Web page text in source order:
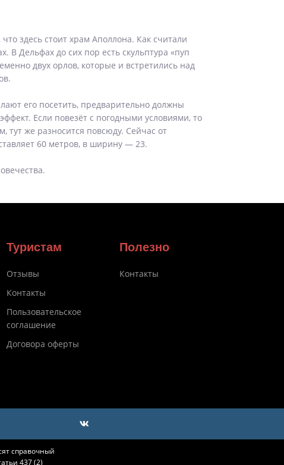
здесь стоит храм Аполлона. Как считали
В Дельфах до сих пор есть скульптура «пуп
двух орлов, которые и встретились над
его посетить, предварительно должны
Если повезёт с погодными условиями, то
же разносится повсюду. Сейчас от
60 метров, в ширину — 23.
Туристам
Отзывы
Контакты
Пользовательское
соглашение
Договора оферты
Полезно
Контакты
справочный
437 (2)